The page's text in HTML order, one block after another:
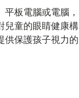
板電腦或電腦，
兒童的眼睛健康構
供保護孩子視力的